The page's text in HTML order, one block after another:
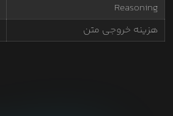
Reasoning
هزینه خروجی متن